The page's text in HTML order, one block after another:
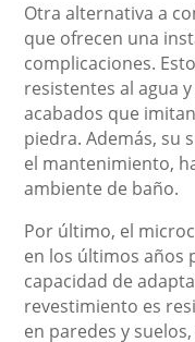
Otra alternativa a
que ofrecen una
complicaciones.
resistentes al agua
acabados que
piedra. Además, su
el mantenimiento,
ambiente de baño.
Por último, el
en los últimos años
capacidad de
revestimiento es
en paredes y